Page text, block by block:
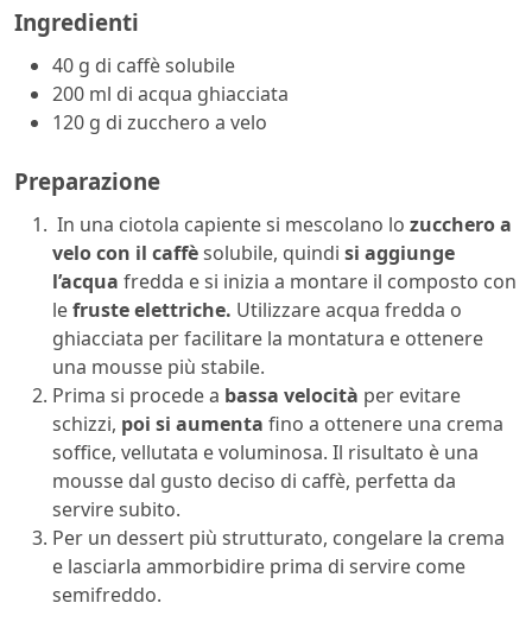
Ingredienti
40 g di caffè solubile
200 ml di acqua ghiacciata
120 g di zucchero a velo
Preparazione
In una ciotola capiente si mescolano lo zucchero a
velo con il caffèsolubile, quindi si aggiunge
l’acqua fredda e si inizia a montare il composto con
lefruste elettriche. Utilizzare acqua fredda o
ghiacciata per facilitare la montatura e ottenere
una mousse più stabile.
Prima si procede a bassa velocità per evitare
schizzi, poi si aumenta fino a ottenere una crema
soffice, vellutata e voluminosa. Il risultato è una
mousse dal gusto deciso di caffè, perfetta da
servire subito.
Per un dessert più strutturato, congelare la crema
e lasciarla ammorbidire prima di servire come
semifreddo.